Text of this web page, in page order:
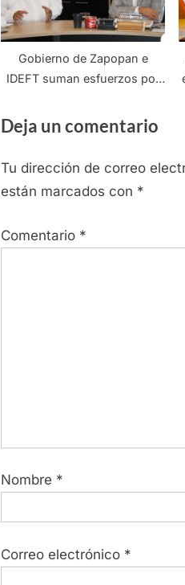
Gobierno de Zapopan e
IDEFT suman esfuerzos por
Deja un comentario
Tu dirección de correo
están marcados con *
Comentario *
Nombre *
Correo electrónico *